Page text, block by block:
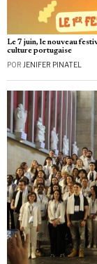
Le 7 juin, le nouveau
culture portugaise
POR JENIFER PINATEL